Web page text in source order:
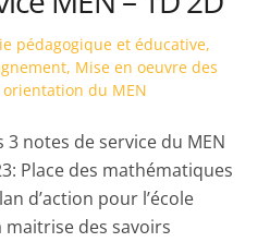
pédagogique et éducative,
, Mise en oeuvre des
du MEN
notes de service du MEN
Place des mathématiques
d’action pour l’école
des savoirs